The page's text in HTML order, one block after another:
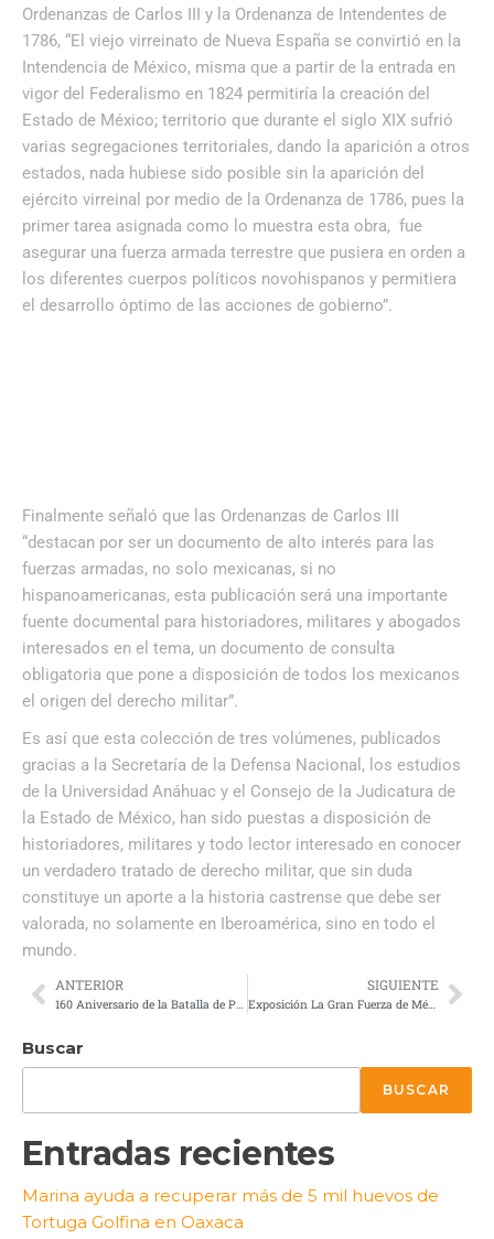
Ordenanzas de Carlos III y la Ordenanza de Intendentes de
1786, “El viejo virreinato de Nueva España se convirtió en la
Intendencia de México, misma que a partir de la entrada en
vigor del Federalismo en 1824 permitiría la creación del
Estado de México; territorio que durante el siglo XIX sufrió
varias segregaciones territoriales, dando la aparición a otros
estados, nada hubiese sido posible sin la aparición del
ejército virreinal por medio de la Ordenanza de 1786, pues la
primer tarea asignada como lo muestra esta obra, fue
asegurar una fuerza armada terrestre que pusiera en orden a
los diferentes cuerpos políticos novohispanos y permitiera
el desarrollo óptimo de las acciones de gobierno”.
Finalmente señaló que las Ordenanzas de Carlos III
“destacan por ser un documento de alto interés para las
fuerzas armadas, no solo mexicanas, si no
hispanoamericanas, esta publicación será una importante
fuente documental para historiadores, militares y abogados
interesados en el tema, un documento de consulta
obligatoria que pone a disposición de todos los mexicanos
el origen del derecho militar”.
Es así que esta colección de tres volúmenes, publicados
gracias a la Secretaría de la Defensa Nacional, los estudios
de la Universidad Anáhuac y el Consejo de la Judicatura de
la Estado de México, han sido puestas a disposición de
historiadores, militares y todo lector interesado en conocer
un verdadero tratado de derecho militar, que sin duda
constituye un aporte a la historia castrense que debe ser
valorada, no solamente en Iberoamérica, sino en todo el
mundo.
ANTERIOR
160 Aniversario de la Batalla de Puebla
SIGUIENTE
Exposición La Gran Fuerza de México, misión cumplida
Buscar
BUSCAR
Entradas recientes
Marina ayuda a recuperar más de 5 mil huevos de
Tortuga Golfina en Oaxaca